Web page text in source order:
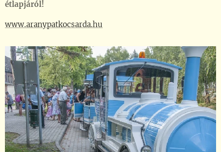
étlapjáról!
www.aranypatkocsarda.hu